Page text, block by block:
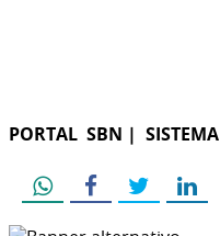
PORTAL SBN |